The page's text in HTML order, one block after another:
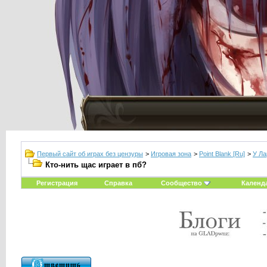
Первый сайт об играх без цензуры > Игровая зона > Point Blank [Ru] > У
Кто-нить щас играет в пб?
Регистрация Справка Сообщество